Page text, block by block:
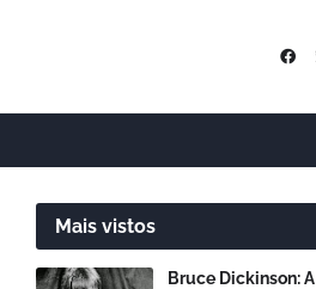
Mais vistos
Bruce Dickinson: A